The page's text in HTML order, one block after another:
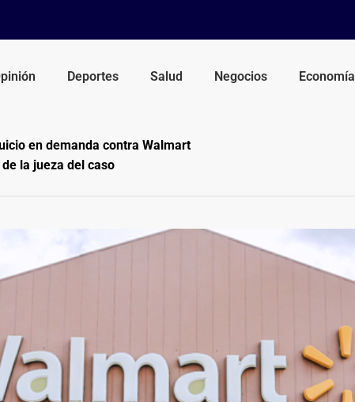
Deportes Salud Negocios Economía
en demanda contra Walmart
la jueza del caso